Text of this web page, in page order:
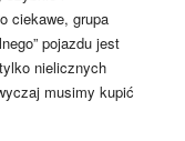
ciekawe, grupa
pojazdu jest
nielicznych
musimy kupić